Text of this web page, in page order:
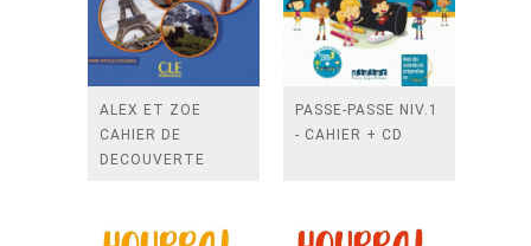
ALEX ET ZOE
CAHIER DE
DECOUVERTE
PASSE-PASSE NIV.1
- CAHIER + CD